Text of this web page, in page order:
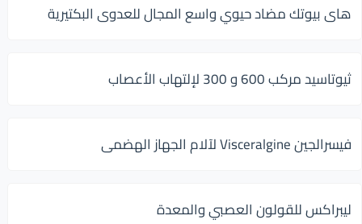
هاى بيوتك مضاد حيوي واسع المجال للعدوى البكتيرية
ثيوتاسيد مركب 600 و 300 لإلتهاب الأعصاب
فيسرالجين Visceralgine لآلام الجهاز الهضمى
ليبراكس للقولون العصبي والمعدة